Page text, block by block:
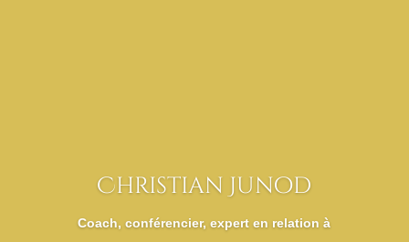
Christian Junod
Coach, conférencier, expert en relation à